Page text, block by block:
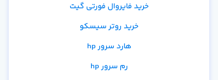
خرید فایروال فورتی گیت
خرید روتر سیسکو
هارد سرور hp
رم سرور hp